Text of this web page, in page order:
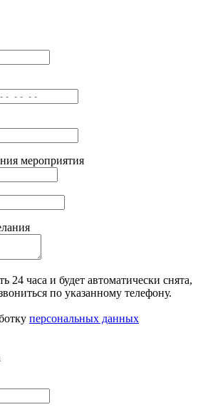
мероприятия
24 часа и будет автоматически снята,
по указанному телефону.
персональных данных